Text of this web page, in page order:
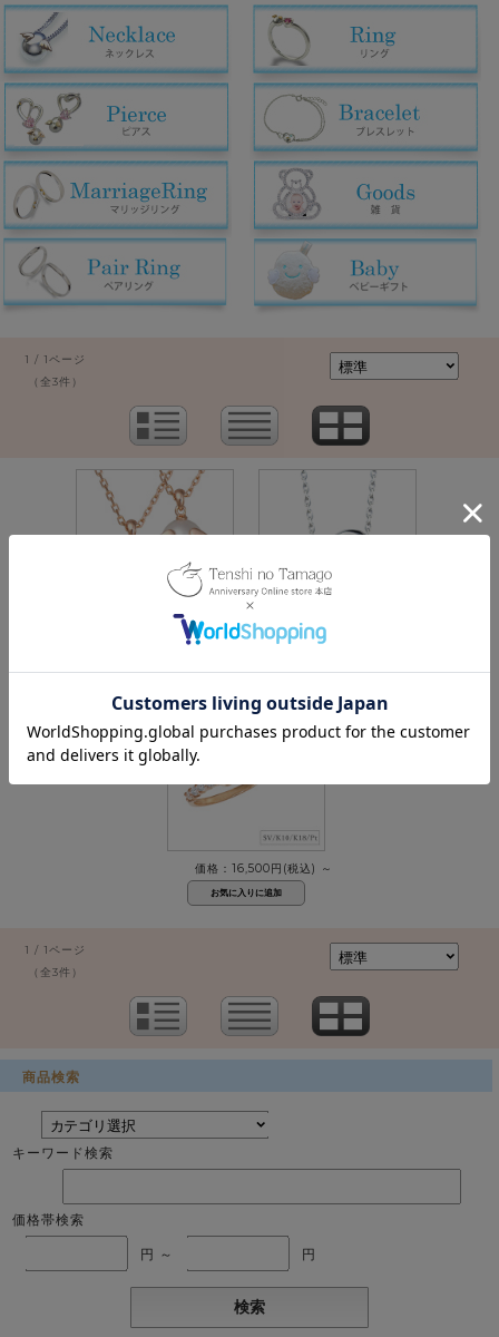
1 / 1ページ
（全3件）
価格：16,500円(税込) 価格：14,300円(税込)
価格：16,500円(税込) ～
1 / 1ページ
（全3件）
商品検索
キーワード検索
価格帯検索
円 ～ 円